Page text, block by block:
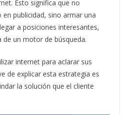
Esto significa que no
publicidad, sino armar una
a posiciones interesantes,
un motor de búsqueda.
internet para aclarar sus
de explicar esta estrategia es
la solución que el cliente